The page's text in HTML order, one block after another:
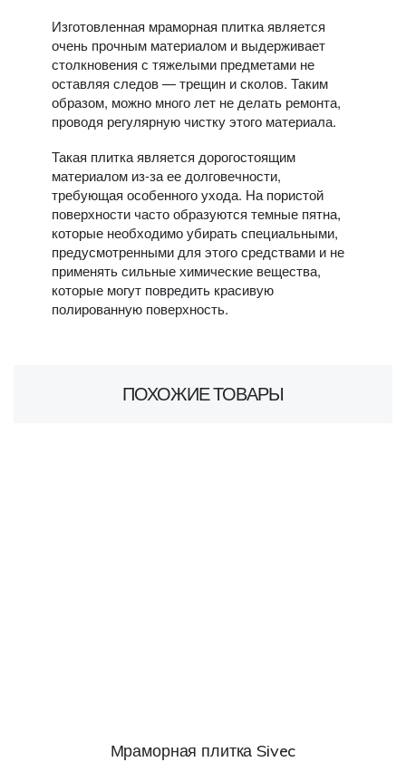
Изготовленная мраморная плитка является
очень прочным материалом и выдерживает
столкновения с тяжелыми предметами не
оставляя следов — трещин и сколов. Таким
образом, можно много лет не делать ремонта,
проводя регулярную чистку этого материала.
Такая плитка является дорогостоящим
материалом из-за ее долговечности,
требующая особенного ухода. На пористой
поверхности часто образуются темные пятна,
которые необходимо убирать специальными,
предусмотренными для этого средствами и не
применять сильные химические вещества,
которые могут повредить красивую
полированную поверхность.
ПОХОЖИЕ ТОВАРЫ
Мраморная плитка Sivec